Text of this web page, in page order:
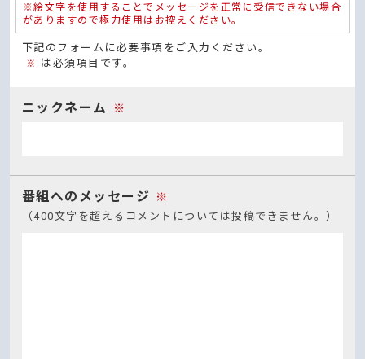
※絵文字を使用することでメッセージを正常に受信できない場合
がありますので極力使用はお控えください。
下記のフォームに必要事項をご入力ください。
※ は必須項目です。
ニックネーム ※
番組へのメッセージ ※
（400文字を超えるコメントについては投稿できません。）